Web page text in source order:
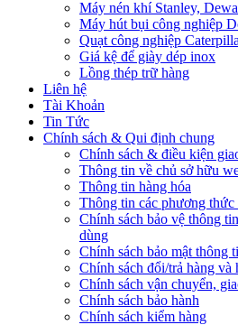
Máy nén khí Stanley,
Máy hút bụi công nghiệp
Quạt công nghiệp
Giá kệ để giày dép inox
Lồng thép trữ hàng
Liên hệ
Tài Khoản
Tin Tức
Chính sách & Qui định chung
Chính sách & điều kiện
Thông tin về chủ sở hữu
Thông tin hàng hóa
Thông tin các phương thức
Chính sách bảo vệ thông
dùng
Chính sách bảo mật thông
Chính sách đổi/trả hàng và
Chính sách vận chuyển,
Chính sách bảo hành
Chính sách kiểm hàng